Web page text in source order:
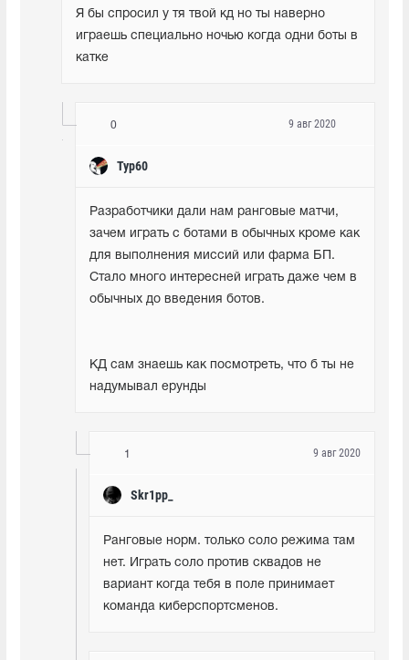
Я бы спросил у тя твой кд но ты наверно
играешь специально ночью когда одни боты в
катке
0
Typ60
9 авг 2020
Разработчики дали нам ранговые матчи,
зачем играть с ботами в обычных кроме как
для выполнения миссий или фарма БП.
Стало много интересней играть даже чем в
обычных до введения ботов.
КД сам знаешь как посмотреть, что б ты не
надумывал ерунды
1
Skr1pp_
9 авг 2020
Ранговые норм. только соло режима там
нет. Играть соло против сквадов не
вариант когда тебя в поле принимает
команда киберспортсменов.